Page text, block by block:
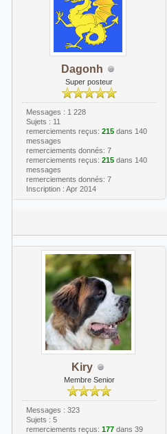
Dagonh
Super posteur
Messages : 1 228
Sujets : 11
remerciements reçus: 215dans 140
messages
remerciements donnés: 7
remerciements reçus: 215dans 140
messages
remerciements donnés: 7
Inscription : Apr 2014
Kiry
Membre Senior
Messages : 323
Sujets : 5
remerciements reçus: 177dans 39